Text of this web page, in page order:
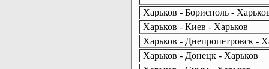
Харьков - Борисполь -
Харьков - Киев - Харьков
Харьков - Днепропетровск -
Харьков - Донецк - Харьков